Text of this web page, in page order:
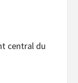
central du